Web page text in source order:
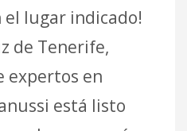
el lugar indicado!
de Tenerife,
expertos en
está listo